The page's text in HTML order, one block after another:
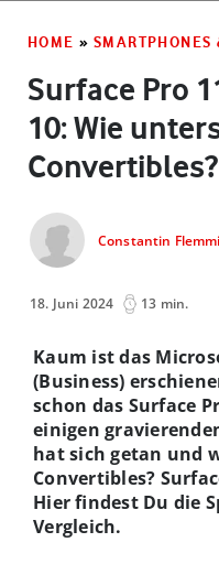
HOME » SMARTPHONES
Surface Pro
10: Wie
Convertibles?
Constantin
18. Juni 2024 13 min.
Kaum ist das
(Business)
schon das Surface
einigen
hat sich getan und
Convertibles?
Hier findest Du die
Vergleich.